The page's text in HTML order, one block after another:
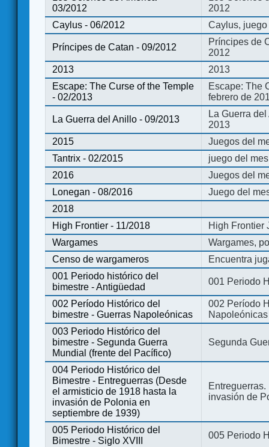
03/2012
2012
Caylus - 06/2012
Caylus,
Príncipes de Catan - 09/2012
Príncipes de
2012
2013
2013
Escape: The Curse of the Temple
- 02/2013
Escape: The
febrero de
La Guerra del Anillo - 09/2013
La Guerra
2013
2015
Juegos del
Tantrix - 02/2015
juego del
2016
Juegos del
Lonegan - 08/2016
Juego del
2018
High Frontier - 11/2018
High Frontier
Wargames
Wargames,
Censo de wargameros
Encuentra
001 Periodo histórico del
bimestre - Antigüedad
001 Periodo
002 Período Histórico del
bimestre - Guerras Napoleónicas
002 Período
Napoleónicas
003 Periodo Histórico del
bimestre - Segunda Guerra
Mundial (frente del Pacífico)
Segunda
004 Periodo Histórico del
Bimestre - Entreguerras (Desde
el armisticio de 1918 hasta la
invasión de Polonia en
septiembre de 1939)
invasión de
005 Periodo Histórico del
Bimestre - Siglo XVIII
005 Periodo